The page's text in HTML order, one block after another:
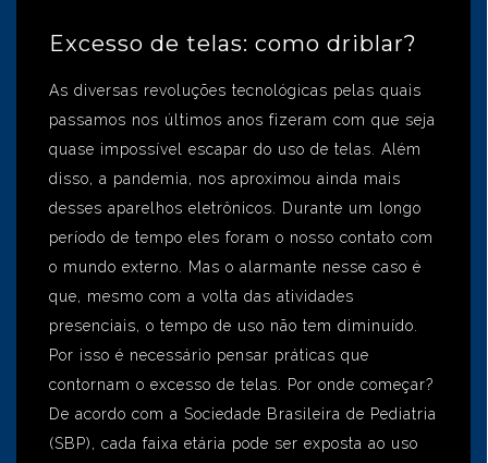
Excesso de telas: como driblar?
As diversas revoluções tecnológicas pelas quais
passamos nos últimos anos fizeram com que seja
quase impossível escapar do uso de telas. Além
disso, a pandemia, nos aproximou ainda mais
desses aparelhos eletrônicos. Durante um longo
período de tempo eles foram o nosso contato com
o mundo externo. Mas o alarmante nesse caso é
que, mesmo com a volta das atividades
presenciais, o tempo de uso não tem diminuído.
Por isso é necessário pensar práticas que
contornam o excesso de telas. Por onde começar?
De acordo com a Sociedade Brasileira de Pediatria
(SBP), cada faixa etária pode ser exposta ao uso